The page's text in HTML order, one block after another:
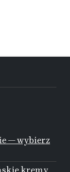
— wybierz